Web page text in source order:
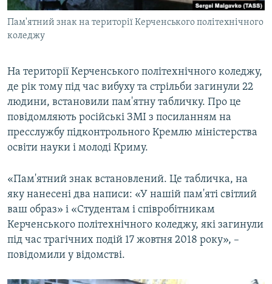
УКРАЇНСЬКА ПРОБЛЕМА КРИМУ
ІНФОГРАФІКА
ДОЛУЧАЙСЯ!
Усі сайти RFE/RL
Пам'ятний знак на території Керченського політехнічного
коледжу
На території Керченського політехнічного коледжу,
де рік тому під час вибуху та стрільби загинули 22
людини, встановили пам'ятну табличку. Про це
повідомляють російські ЗМІ з посиланням на
пресслужбу підконтрольного Кремлю міністерства
освіти науки і молоді Криму.
«Пам'ятний знак встановлений. Це табличка, на
яку нанесені два написи: «У нашій пам'яті світлий
ваш образ» і «Студентам і співробітникам
Керченського політехнічного коледжу, які загинули
під час трагічних подій 17 жовтня 2018 року», –
повідомили у відомстві.